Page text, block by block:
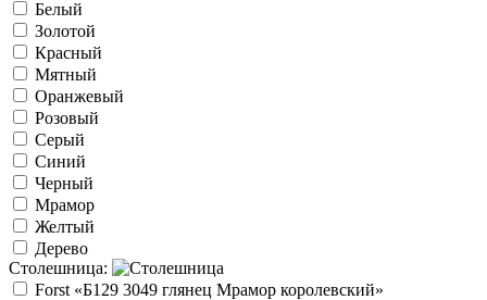
Белый
Золотой
Красный
Мятный
Оранжевый
Розовый
Серый
Синий
Черный
Мрамор
Желтый
Дерево
Столешница:
Forst «Б129 3049 глянец Мрамор королевский»